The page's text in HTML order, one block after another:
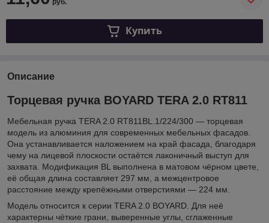
Купить
Описание
Торцевая ручка BOYARD TERA 2.0 RT811
Мебельная ручка TERA 2.0 RT811BL.1/224/300 — торцевая
модель из алюминия для современных мебельных фасадов.
Она устанавливается наложением на край фасада, благодаря
чему на лицевой плоскости остаётся лаконичный выступ для
захвата. Модификация BL выполнена в матовом чёрном цвете,
её общая длина составляет 297 мм, а межцентровое
расстояние между крепёжными отверстиями — 224 мм.
Модель относится к серии TERA 2.0 BOYARD. Для неё
характерны чёткие грани, выверенные углы, сглаженные